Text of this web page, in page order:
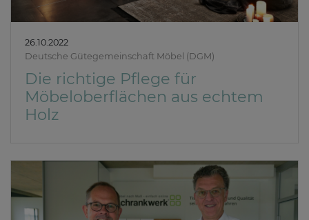
26.10.2022
Deutsche Gütegemeinschaft Möbel (DGM)
Die richtige Pflege für
Möbeloberflächen aus echtem
Holz